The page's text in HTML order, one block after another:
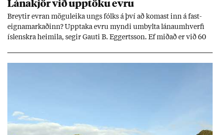
Breyt­ir evr­an mögu­leika ungs fólks á því að kom­ast inn á fast­
eigna­mark­að­inn? Upp­taka evru myndi um­bylta lánaum­hverfi
ís­lenskra heim­ila, seg­ir Gauti B. Eggerts­son. Ef mið­að er við 60